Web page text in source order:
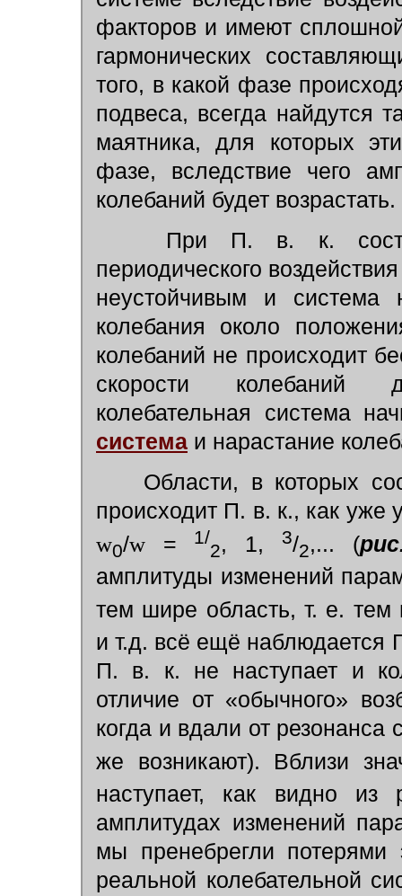
факторов и имеют
гармонических
того, в какой фазе
подвеса, всегда найдутся
маятника, для которых
фазе, вследствие чего
колебаний будет возрастать.
При П. в. к.
периодического
неустойчивым и система
колебания около
колебаний не происходит
скорости колебаний
колебательная система
система и нарастание
Области, в которых
происходит П. в. к., как уже
w0/w = 1/
2, 1, 3/2,... (
амплитуды изменений
тем шире область, т. е.
и т.д. всё ещё наблюдается
П. в. к. не наступает и
отличие от «обычного»
когда и вдали от
же возникают). Вблизи
наступает, как видно
амплитудах изменений
мы пренебрегли потерями
реальной колебательной